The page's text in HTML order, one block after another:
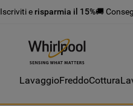
Iscriviti e risparmia il 15%🚚
LavaggioFreddoCottura